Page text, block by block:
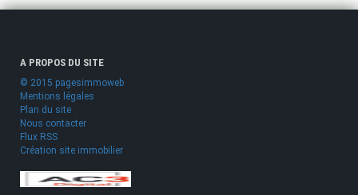
A PROPOS DU SITE
© 2015 pagesimmoweb
Mentions légales
Plan du site
Nous contacter
Flux RSS
Création site immobilier